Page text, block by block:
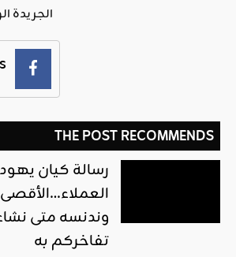
الجريدة
THE POST RECOMMENDS
رسالة كيان
وندنسه متى
تفاخركم به